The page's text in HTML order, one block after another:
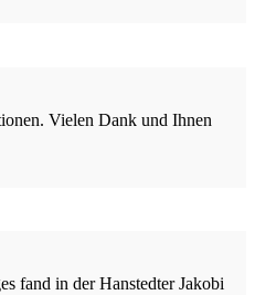
Vielen Dank und Ihnen
fand in der Hanstedter Jakobi